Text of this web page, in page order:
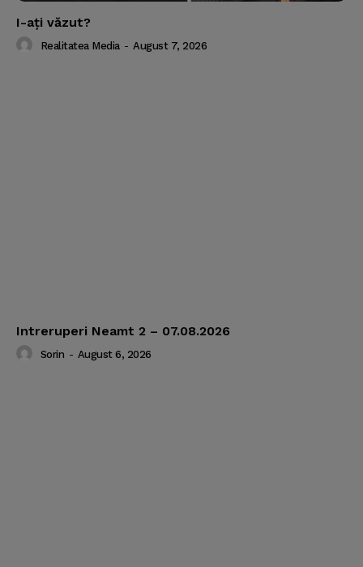
I-aţi văzut?
Realitatea Media - August 7, 2026
Intreruperi Neamt 2 – 07.08.2026
Sorin - August 6, 2026